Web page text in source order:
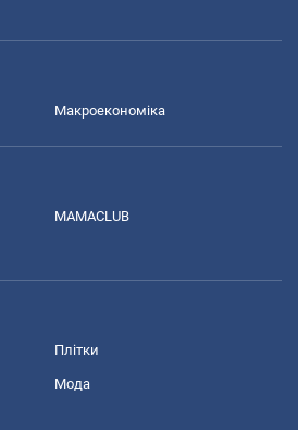
Макроекономіка
MAMACLUB
Плітки
Мода